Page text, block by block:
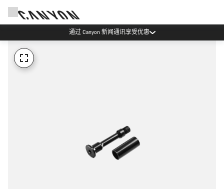
通过 Canyon 新闻通讯享受优惠